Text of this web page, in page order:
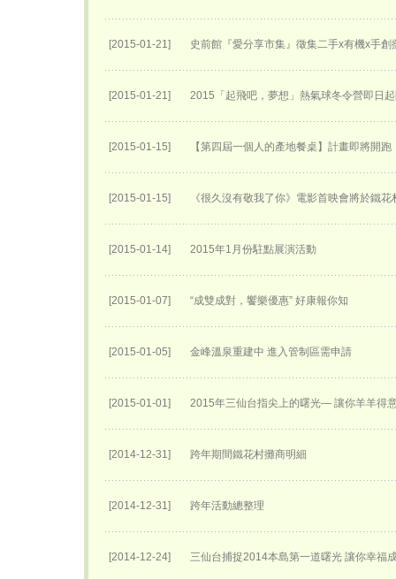
[2015-01-21] 史前館『愛分享市集』徵集二手x有機x手創
[2015-01-21] 2015「起飛吧，夢想」熱氣球冬令營即日
[2015-01-15] 【第四屆一個人的產地餐桌】計畫即將開跑
[2015-01-15] 《很久沒有敬我了你》電影首映會將於鐵花
[2015-01-14] 2015年1月份駐點展演活動
[2015-01-07] “成雙成對，饗樂優惠” 好康報你知
[2015-01-05] 金峰溫泉重建中 進入管制區需申請
[2015-01-01] 2015年三仙台指尖上的曙光— 讓你羊羊得
[2014-12-31] 跨年期間鐵花村攤商明細
[2014-12-31] 跨年活動總整理
[2014-12-24] 三仙台捕捉2014本島第一道曙光 讓你幸福